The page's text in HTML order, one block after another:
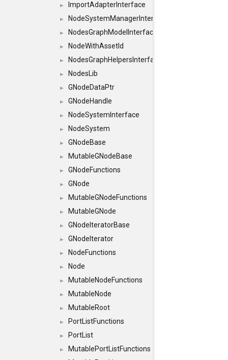
► ImportAdapterInterface
► NodeSystemManagerInterface
► NodesGraphModelInterface
► NodeWithAssetId
► NodesGraphHelpersInterface
► NodesLib
► GNodeDataPtr
► GNodeHandle
► NodeSystemInterface
► NodeSystem
► GNodeBase
► MutableGNodeBase
► GNodeFunctions
► GNode
► MutableGNodeFunctions
► MutableGNode
► GNodeIteratorBase
► GNodeIterator
► NodeFunctions
► Node
► MutableNodeFunctions
► MutableNode
► MutableRoot
► PortListFunctions
► PortList
►
MutablePortListFunctions